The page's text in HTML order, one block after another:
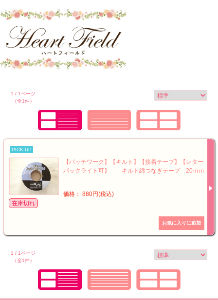
1 / 1ページ
（全1件）
PICK UP
【パッチワーク】【キルト】【接着テープ】【レター
パックライト可】 キルト綿つなぎテープ 20ｍｍ
価格： 880円(税込)
在庫切れ
1 / 1ページ
（全1件）